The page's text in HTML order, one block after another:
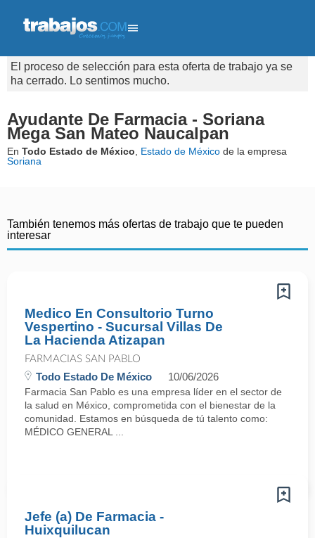
El proceso de selección para esta oferta de trabajo ya se
ha cerrado. Lo sentimos mucho.
Ayudante De Farmacia - Soriana
Mega San Mateo Naucalpan
En Todo Estado de México Estado de México de la empresa
Soriana
También tenemos más ofertas de trabajo que te pueden
interesar
Medico En Consultorio Turno
Vespertino - Sucursal Villas De
La Hacienda Atizapan
FARMACIAS SAN PABLO
Todo Estado De México 10/06/2026
Farmacia San Pablo es una empresa líder en el sector de
la salud en México, comprometida con el bienestar de la
comunidad. Estamos en búsqueda de tú talento como:
MÉDICO GENERAL ...
Jefe (a) De Farmacia -
Huixquilucan